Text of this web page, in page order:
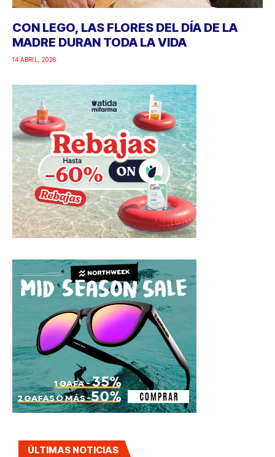
CON LEGO, LAS FLORES DEL DÍA DE LA
MADRE DURAN TODA LA VIDA
14 ABRIL, 2026
ÚLTIMAS NOTICIAS